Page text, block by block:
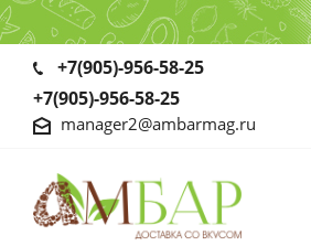
+7(905)-956-58-25
+7(905)-956-58-25
manager2@ambarmag.ru